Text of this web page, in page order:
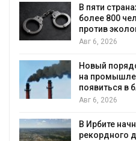
В пяти
более 800
против
Авг 6, 2026
Новый
на
появиться в
Авг 6, 2026
В Ирбите
рекордного